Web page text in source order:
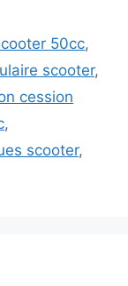
50cc,
scooter,
cession
,
scooter,